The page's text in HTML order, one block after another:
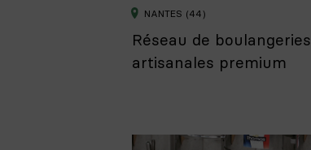
NANTES (44)
Réseau de boulangeries
artisanales premium